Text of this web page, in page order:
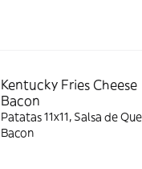
Kentucky Fries Cheese
Bacon
Patatas 11x11, Salsa de
Bacon